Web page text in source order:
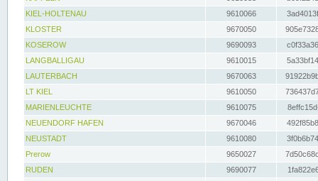
KIEL-HOLTENAU
9610066
KLOSTER
9670050
KOSEROW
9690093
LANGBALLIGAU
9610015
LAUTERBACH
9670063
LT KIEL
9610050
MARIENLEUCHTE
9610075
NEUENDORF HAFEN
9670046
NEUSTADT
9610080
Prerow
9650027
RUDEN
9690077